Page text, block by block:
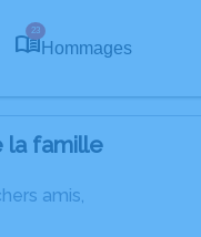
23
Hommages
la famille
amis,